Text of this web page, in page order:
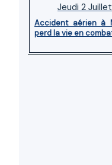
Jeudi 2
Accident aérien à
perd la vie en